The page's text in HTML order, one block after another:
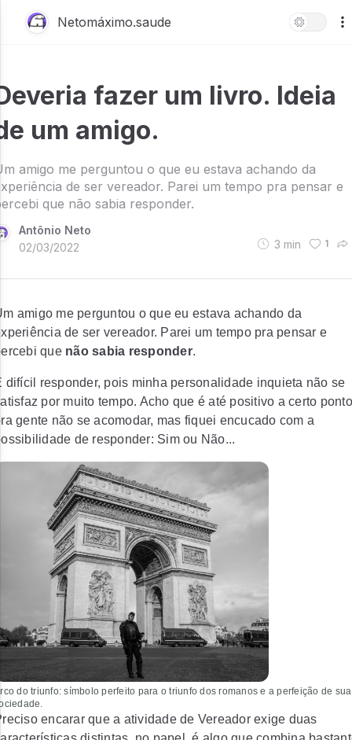
Netomáximo.saude
fazer um livro. Ideia
um amigo.
amigo me perguntou o que eu estava achando da
de ser vereador. Parei um tempo pra pensar e
que não sabia responder.
Antônio Neto
02/03/2022
3 min 1
amigo me perguntou o que eu estava achando da
de ser vereador. Parei um tempo pra pensar e
que não sabia responder.
difícil responder, pois minha personalidade inquieta não se
por muito tempo. Acho que é até positivo a certo
gente não se acomodar, mas fiquei encucado com a
de responder: Sim ou Não...
do triunfo: símbolo perfeito para o triunfo dos romanos e a perfeição de sua
encarar que a atividade de Vereador exige duas